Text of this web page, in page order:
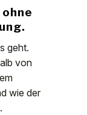
geht.
von
wie der